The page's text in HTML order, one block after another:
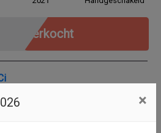
Verkocht
×